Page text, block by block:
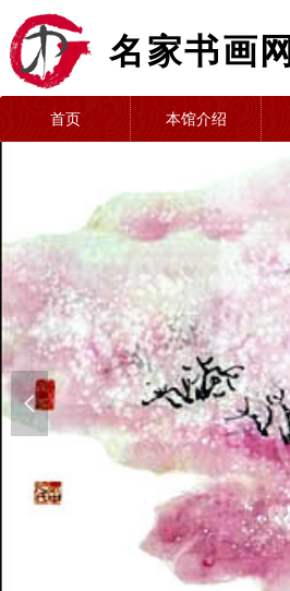
名家书画网
首页 本馆介绍
넳